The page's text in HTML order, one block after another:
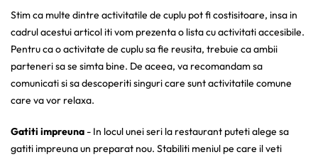
Stim ca multe dintre activitatile de cuplu pot fi costisitoare, insa in
cadrul acestui articol iti vom prezenta o lista cu activitati accesibile.
Pentru ca o activitate de cuplu sa fie reusita, trebuie ca ambii
parteneri sa se simta bine. De aceea, va recomandam sa
comunicati si sa descoperiti singuri care sunt activitatile comune
care va vor relaxa.
Gatiti impreuna - In locul unei seri la restaurant puteti alege sa
gatiti impreuna un preparat nou. Stabiliti meniul pe care il veti